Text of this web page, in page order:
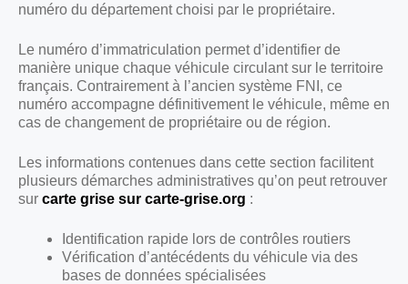
numéro du département choisi par le propriétaire.
Le numéro d’immatriculation permet d’identifier de
manière unique chaque véhicule circulant sur le territoire
français. Contrairement à l’ancien système FNI, ce
numéro accompagne définitivement le véhicule, même en
cas de changement de propriétaire ou de région.
Les informations contenues dans cette section facilitent
plusieurs démarches administratives qu’on peut retrouver
sur carte grise sur carte-grise.org :
Identification rapide lors de contrôles routiers
Vérification d’antécédents du véhicule via des
bases de données spécialisées